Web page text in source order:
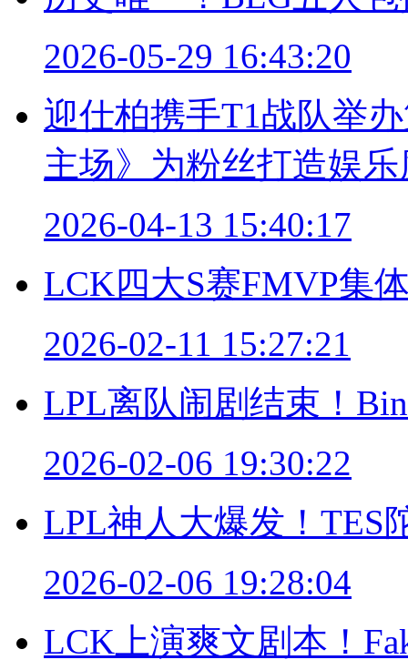
2026-05-29 16:43:20
迎仕柏携手T1战队举
主场》为粉丝打造娱
2026-04-13 15:40:17
LCK四大S赛FMVP集
2026-02-11 15:27:21
LPL离队闹剧结束！
2026-02-06 19:30:22
LPL神人大爆发！TES
2026-02-06 19:28:04
LCK上演爽文剧本！